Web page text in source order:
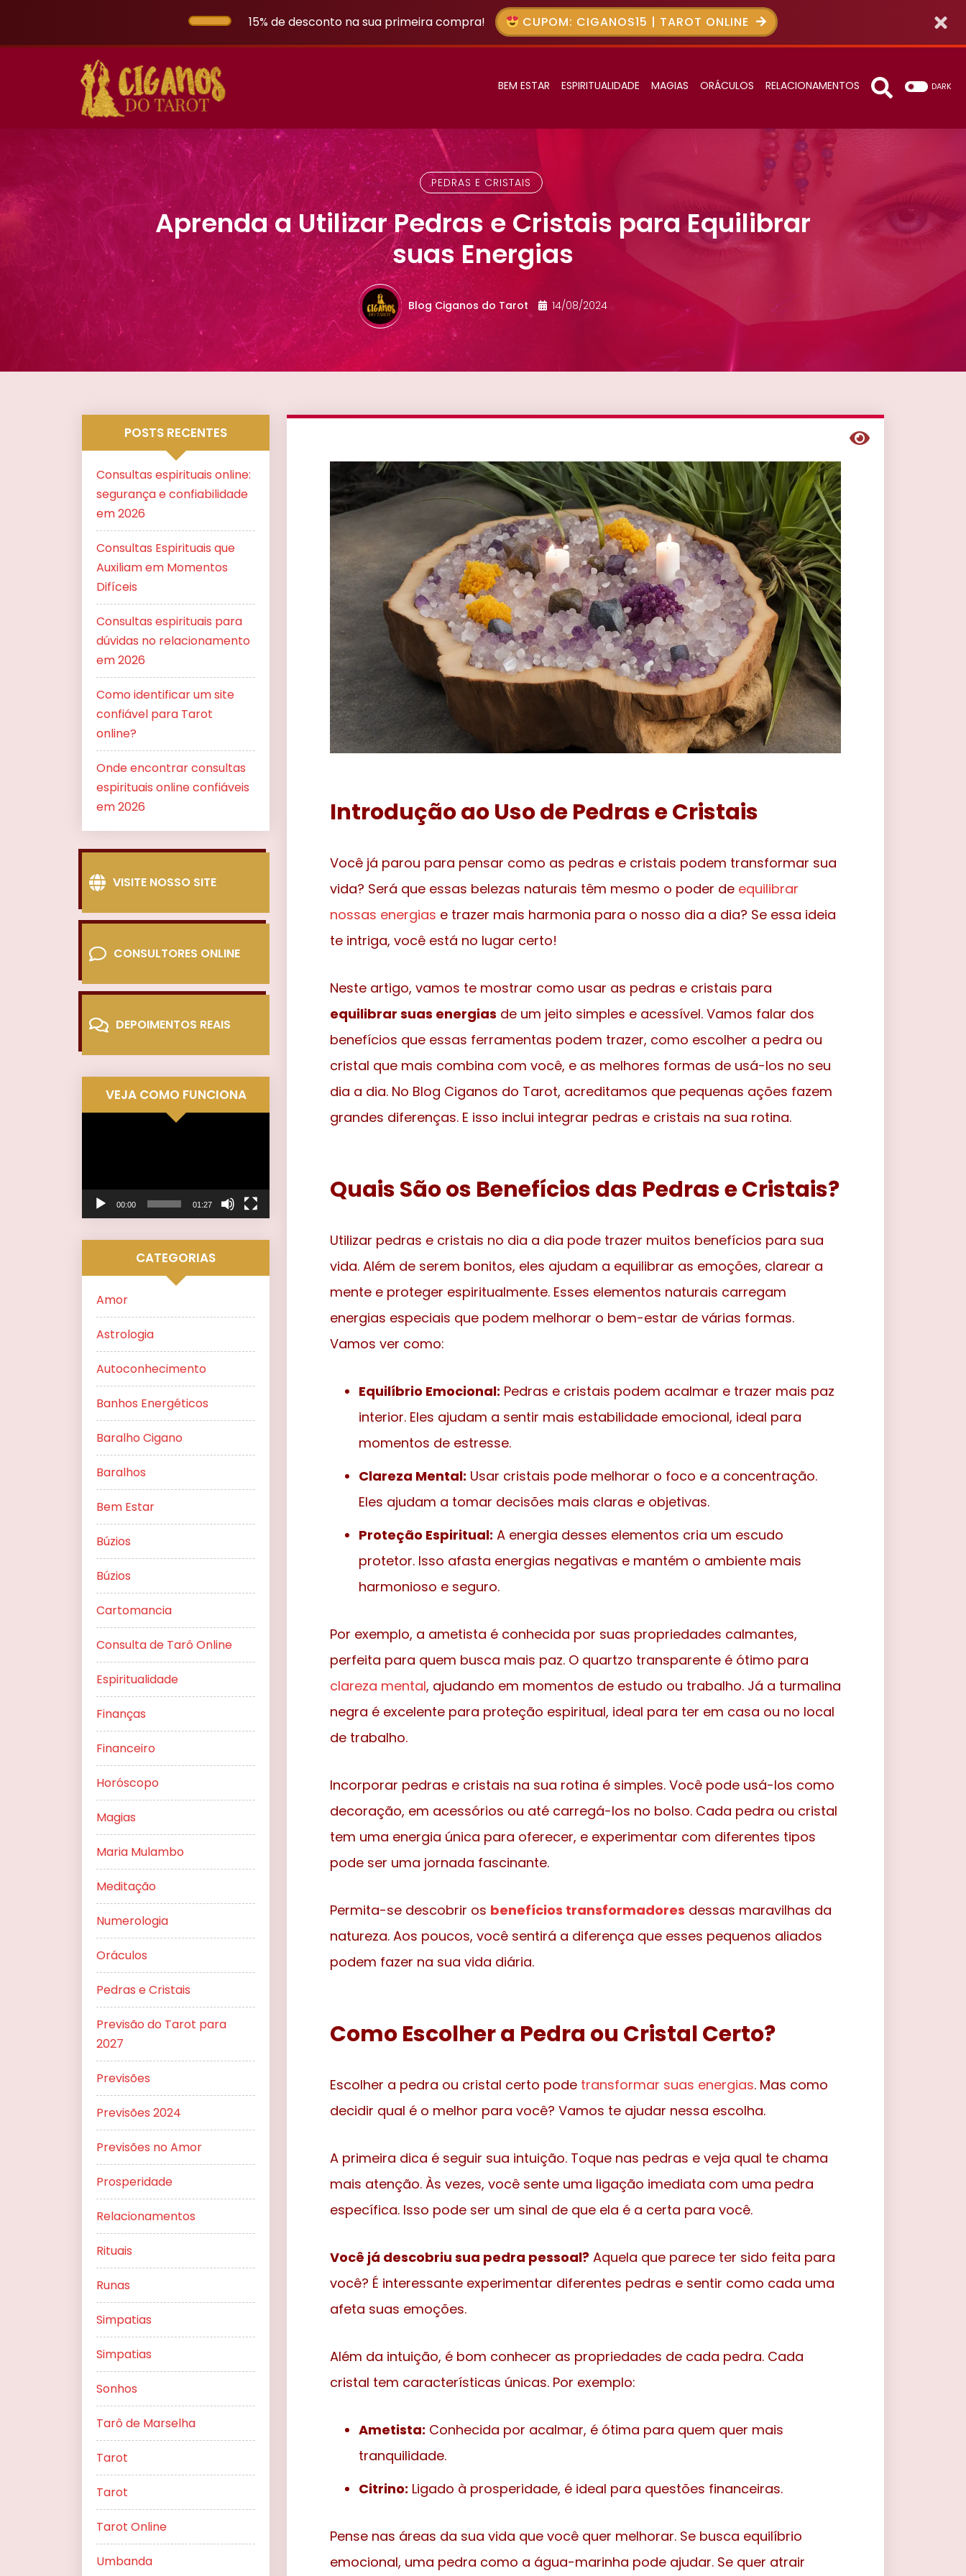
15% de desconto na sua primeira compra! CUPOM: CIGANOS15 | TAROT ONLINE
BEM ESTAR ESPIRITUALIDADE MAGIAS ORÁCULOS RELACIONAMENTOS DARK
PEDRAS E CRISTAIS
Aprenda a Utilizar Pedras e Cristais para Equilibrar
suas Energias
Blog Ciganos do Tarot 14/08/2024
Introdução ao Uso de Pedras e Cristais
Você já parou para pensar como as pedras e cristais podem transformar sua
vida? Será que essas belezas naturais têm mesmo o poder de equilibrar
nossas energias e trazer mais harmonia para o nosso dia a dia? Se essa ideia
te intriga, você está no lugar certo!
Neste artigo, vamos te mostrar como usar as pedras e cristais para
equilibrar suas energias de um jeito simples e acessível. Vamos falar dos
benefícios que essas ferramentas podem trazer, como escolher a pedra ou
cristal que mais combina com você, e as melhores formas de usá-los no seu
dia a dia. No Blog Ciganos do Tarot, acreditamos que pequenas ações fazem
grandes diferenças. E isso inclui integrar pedras e cristais na sua rotina.
Quais São os Benefícios das Pedras e Cristais?
Utilizar pedras e cristais no dia a dia pode trazer muitos benefícios para sua
vida. Além de serem bonitos, eles ajudam a equilibrar as emoções, clarear a
mente e proteger espiritualmente. Esses elementos naturais carregam
energias especiais que podem melhorar o bem-estar de várias formas.
Vamos ver como:
Equilíbrio Emocional: Pedras e cristais podem acalmar e trazer mais paz
interior. Eles ajudam a sentir mais estabilidade emocional, ideal para
momentos de estresse.
Clareza Mental: Usar cristais pode melhorar o foco e a concentração.
Eles ajudam a tomar decisões mais claras e objetivas.
Proteção Espiritual: A energia desses elementos cria um escudo
protetor. Isso afasta energias negativas e mantém o ambiente mais
harmonioso e seguro.
Por exemplo, a ametista é conhecida por suas propriedades calmantes,
perfeita para quem busca mais paz. O quartzo transparente é ótimo para
clareza mental, ajudando em momentos de estudo ou trabalho. Já a turmalina
negra é excelente para proteção espiritual, ideal para ter em casa ou no local
de trabalho.
Incorporar pedras e cristais na sua rotina é simples. Você pode usá-los como
decoração, em acessórios ou até carregá-los no bolso. Cada pedra ou cristal
tem uma energia única para oferecer, e experimentar com diferentes tipos
pode ser uma jornada fascinante.
Permita-se descobrir os benefícios transformadores dessas maravilhas da
natureza. Aos poucos, você sentirá a diferença que esses pequenos aliados
podem fazer na sua vida diária.
Como Escolher a Pedra ou Cristal Certo?
Escolher a pedra ou cristal certo pode transformar suas energias. Mas como
decidir qual é o melhor para você? Vamos te ajudar nessa escolha.
A primeira dica é seguir sua intuição. Toque nas pedras e veja qual te chama
mais atenção. Às vezes, você sente uma ligação imediata com uma pedra
específica. Isso pode ser um sinal de que ela é a certa para você.
Você já descobriu sua pedra pessoal? Aquela que parece ter sido feita para
você? É interessante experimentar diferentes pedras e sentir como cada uma
afeta suas emoções.
Além da intuição, é bom conhecer as propriedades de cada pedra. Cada
cristal tem características únicas. Por exemplo:
Ametista: Conhecida por acalmar, é ótima para quem quer mais
tranquilidade.
Citrino: Ligado à prosperidade, é ideal para questões financeiras.
Pense nas áreas da sua vida que você quer melhorar. Se busca equilíbrio
emocional, uma pedra como a água-marinha pode ajudar. Se quer atrair
POSTS RECENTES
Consultas espirituais online:
segurança e confiabilidade
em 2026
Consultas Espirituais que
Auxiliam em Momentos
Difíceis
Consultas espirituais para
dúvidas no relacionamento
em 2026
Como identificar um site
confiável para Tarot
online?
Onde encontrar consultas
espirituais online confiáveis
em 2026
VISITE NOSSO SITE
CONSULTORES ONLINE
DEPOIMENTOS REAIS
VEJA COMO FUNCIONA
00:00 01:27
CATEGORIAS
Amor
Astrologia
Autoconhecimento
Banhos Energéticos
Baralho Cigano
Baralhos
Bem Estar
Búzios
Búzios
Cartomancia
Consulta de Tarô Online
Espiritualidade
Finanças
Financeiro
Horóscopo
Magias
Maria Mulambo
Meditação
Numerologia
Oráculos
Pedras e Cristais
Previsão do Tarot para
2027
Previsões
Previsões 2024
Previsões no Amor
Prosperidade
Relacionamentos
Rituais
Runas
Simpatias
Simpatias
Sonhos
Tarô de Marselha
Tarot
Tarot
Tarot Online
Umbanda